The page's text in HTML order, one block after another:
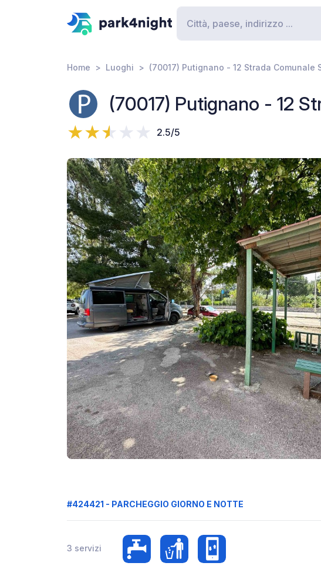
Home Luoghi (70017) Putignano - 12 Strada Comunale
(70017) Putignano - 12
2.5/5
#424421 - PARCHEGGIO GIORNO E NOTTE
3 servizi